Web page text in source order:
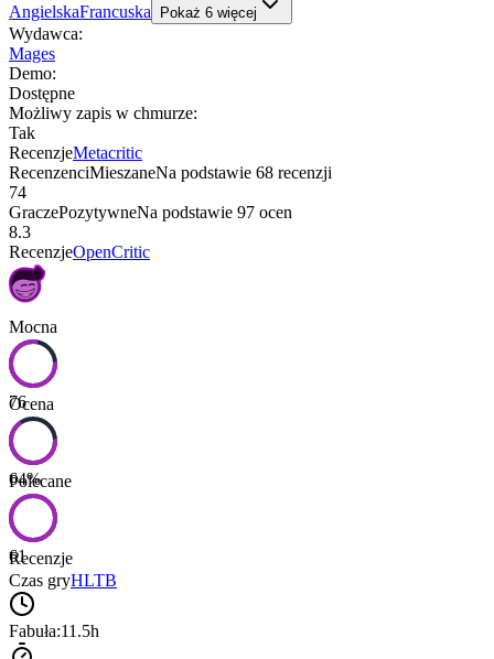
AngielskaFrancuska Pokaż 6 więcej
Wydawca:
Mages
Demo:
Dostępne
Możliwy zapis w chmurze:
Tak
RecenzjeMetacritic
RecenzenciMieszaneNa podstawie 68 recenzji
74
GraczePozytywneNa podstawie 97 ocen
8.3
RecenzjeOpenCritic
Mocna
76
Ocena
64%
Polecane
61
Recenzje
Czas gryHLTB
Fabuła:11.5h